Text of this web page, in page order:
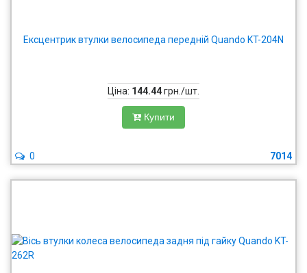
Ексцентрик втулки велосипеда передній Quando KT-204N
Ціна: 144.44грн./шт.
Купити
7014
0